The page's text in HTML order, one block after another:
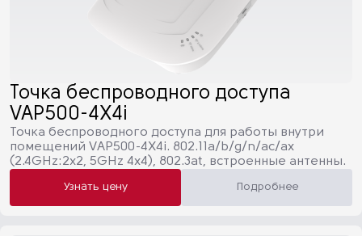
Точка беспроводного доступа
VAP500-4X4i
Точка беспроводного доступа для работы внутри
помещений VAP500-4X4i. 802.11a/b/g/n/ac/ax
(2.4GHz:2х2, 5GHz 4x4), 802.3at, встроенные антенны.
Узнать цену Подробнее